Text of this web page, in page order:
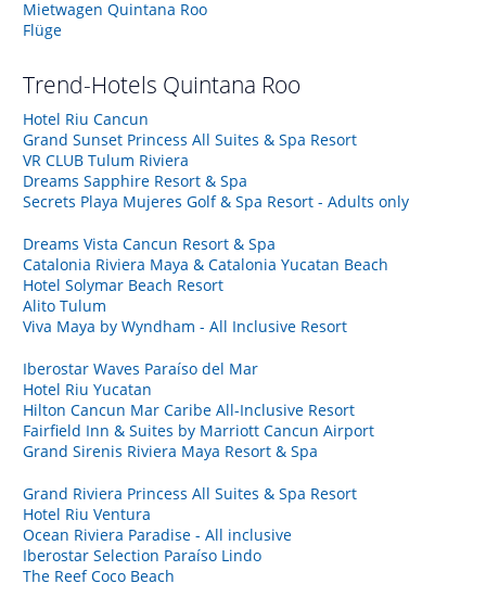
Mietwagen Quintana Roo
Flüge
Trend-Hotels Quintana Roo
Hotel Riu Cancun
Grand Sunset Princess All Suites & Spa Resort
VR CLUB Tulum Riviera
Dreams Sapphire Resort & Spa
Secrets Playa Mujeres Golf & Spa Resort - Adults only
Dreams Vista Cancun Resort & Spa
Catalonia Riviera Maya & Catalonia Yucatan Beach
Hotel Solymar Beach Resort
Alito Tulum
Viva Maya by Wyndham - All Inclusive Resort
Iberostar Waves Paraíso del Mar
Hotel Riu Yucatan
Hilton Cancun Mar Caribe All-Inclusive Resort
Fairfield Inn & Suites by Marriott Cancun Airport
Grand Sirenis Riviera Maya Resort & Spa
Grand Riviera Princess All Suites & Spa Resort
Hotel Riu Ventura
Ocean Riviera Paradise - All inclusive
Iberostar Selection Paraíso Lindo
The Reef Coco Beach